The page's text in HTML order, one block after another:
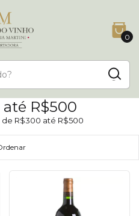
0
R$500
de R$300 até R$500